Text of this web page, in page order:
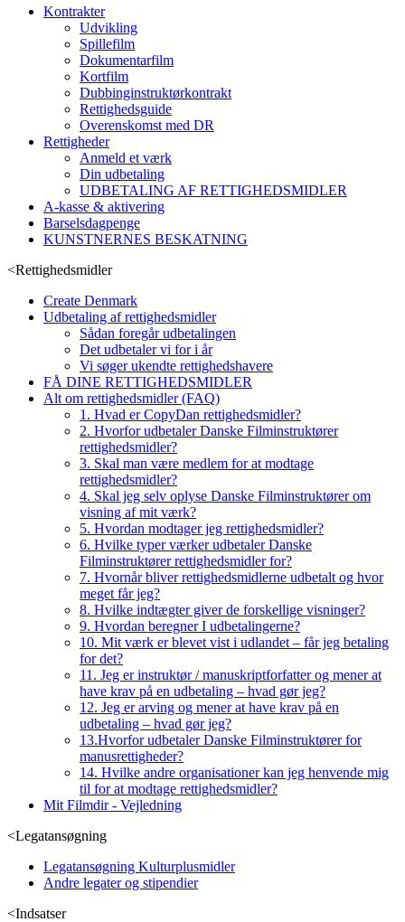
Kontrakter
Udvikling
Spillefilm
Dokumentarfilm
Kortfilm
Dubbinginstruktørkontrakt
Rettighedsguide
Overenskomst med DR
Rettigheder
Anmeld et værk
Din udbetaling
UDBETALING AF RETTIGHEDSMIDLER
A-kasse & aktivering
Barselsdagpenge
KUNSTNERNES BESKATNING
<Rettighedsmidler
Create Denmark
Udbetaling af rettighedsmidler
Sådan foregår udbetalingen
Det udbetaler vi for i år
Vi søger ukendte rettighedshavere
FÅ DINE RETTIGHEDSMIDLER
Alt om rettighedsmidler (FAQ)
1. Hvad er CopyDan rettighedsmidler?
2. Hvorfor udbetaler Danske Filminstruktører
rettighedsmidler?
3. Skal man være medlem for at modtage
rettighedsmidler?
4. Skal jeg selv oplyse Danske Filminstruktører om
visning af mit værk?
5. Hvordan modtager jeg rettighedsmidler?
6. Hvilke typer værker udbetaler Danske
Filminstruktører rettighedsmidler for?
7. Hvornår bliver rettighedsmidlerne udbetalt og hvor
meget får jeg?
8. Hvilke indtægter giver de forskellige visninger?
9. Hvordan beregner I udbetalingerne?
10. Mit værk er blevet vist i udlandet – får jeg betaling
for det?
11. Jeg er instruktør / manuskriptforfatter og mener at
have krav på en udbetaling – hvad gør jeg?
12. Jeg er arving og mener at have krav på en
udbetaling – hvad gør jeg?
13.Hvorfor udbetaler Danske Filminstruktører for
manusrettigheder?
14. Hvilke andre organisationer kan jeg henvende mig
til for at modtage rettighedsmidler?
Mit Filmdir - Vejledning
<Legatansøgning
Legatansøgning Kulturplusmidler
Andre legater og stipendier
<Indsatser